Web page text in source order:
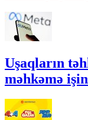
Uşaqların
məhkəmə